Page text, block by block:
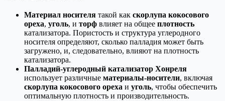
Материал носителя такой как скорлупа кокосового
ореха, уголь, и торф влияет на общее плотность
катализатора. Пористость и структура углеродного
носителя определяют, сколько палладия может быть
загружено, и, следовательно, влияют на плотность
катализатора.
Палладий-углеродный катализатор Хонреля
использует различные материалы-носители, включая
скорлупа кокосового ореха и уголь, чтобы обеспечить
оптимальную плотность и производительность.